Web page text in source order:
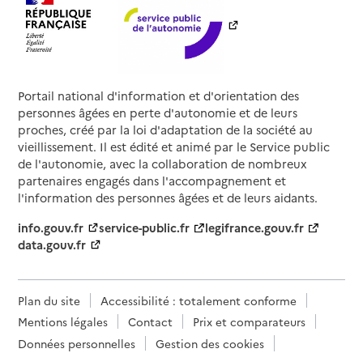
Portail national d'information et d'orientation des
personnes âgées en perte d'autonomie et de leurs
proches, créé par la loi d'adaptation de la société au
vieillissement. Il est édité et animé par le Service public
de l'autonomie, avec la collaboration de nombreux
partenaires engagés dans l'accompagnement et
l'information des personnes âgées et de leurs aidants.
info.gouv.fr
service-public.fr
legifrance.gouv.fr
data.gouv.fr
Plan du site
Accessibilité : totalement conforme
Mentions légales
Contact
Prix et comparateurs
Données personnelles
Gestion des cookies